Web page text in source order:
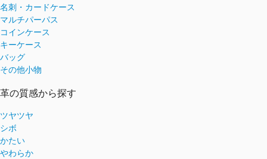
名刺・カードケース
マルチパーパス
コインケース
キーケース
バッグ
その他小物
革の質感から探す
ツヤツヤ
シボ
かたい
やわらか